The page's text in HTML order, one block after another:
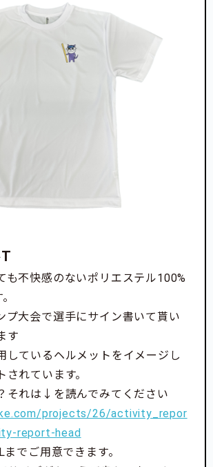
も不快感のないポリエステル100%
プ大会で選手にサイン書いて貰い
す
しているヘルメットをイメージし
されています。
それは↓を読んでみてください
projects/26/activity_repor
report-head
でご用意できます。